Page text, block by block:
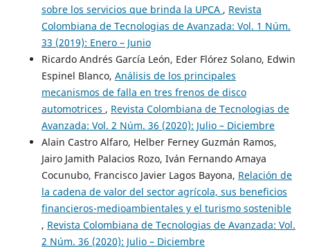
sobre los servicios que brinda la UPCA , Revista
Colombiana de Tecnologias de Avanzada: Vol. 1 Núm.
33 (2019): Enero – Junio
Ricardo Andrés García León, Eder Flórez Solano, Edwin
Espinel Blanco, Análisis de los principales
mecanismos de falla en tres frenos de disco
automotrices , Revista Colombiana de Tecnologias de
Avanzada: Vol. 2 Núm. 36 (2020): Julio – Diciembre
Alain Castro Alfaro, Helber Ferney Guzmán Ramos,
Jairo Jamith Palacios Rozo, Iván Fernando Amaya
Cocunubo, Francisco Javier Lagos Bayona, Relación de
la cadena de valor del sector agrícola, sus beneficios
financieros-medioambientales y el turismo sostenible
, Revista Colombiana de Tecnologias de Avanzada: Vol.
2 Núm. 36 (2020): Julio – Diciembre